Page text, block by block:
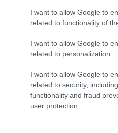
I want to allow Google to
related to functionality of
I want to allow Google to
related to personalization.
I want to allow Google to
related to security,
functionality and fraud
user protection.
Come le rinnovabili
per le PMI italiane
FOCUS PMI